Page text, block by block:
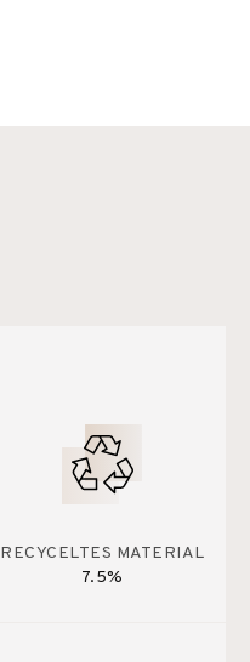
RECYCELTES MATERIAL
7.5%